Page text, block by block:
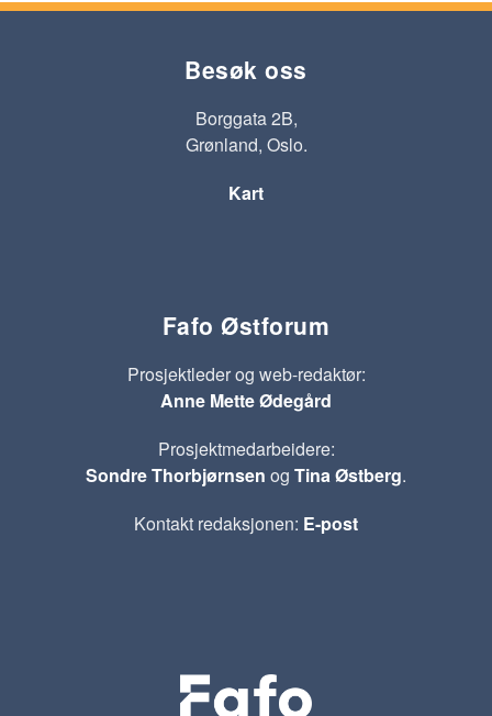
Besøk oss
Borggata 2B,
Grønland, Oslo.
Kart
Fafo Østforum
Prosjektleder og web-redaktør:
Anne Mette Ødegård
Prosjektmedarbeidere:
Sondre Thorbjørnsen og Tina Østberg.
Kontakt redaksjonen: E-post